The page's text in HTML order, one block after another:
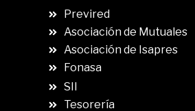
Previred
Asociación de Mutuales
Asociación de Isapres
Fonasa
SII
Tesorería